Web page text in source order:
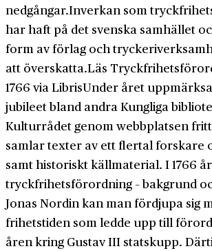
nedgångar.Inverkan som
har haft på det svenska samhället
form av förlag och
att överskatta.Läs
1766 via LibrisUnder året
jubileet bland andra Kungliga
Kulturrådet genom webbplatsen
samlar texter av ett flertal forskare
samt historiskt källmaterial. I 1766
tryckfrihetsförordning – bakgrund
Jonas Nordin kan man fördjupa sig
frihetstiden som ledde upp till
åren kring Gustav III statskupp.